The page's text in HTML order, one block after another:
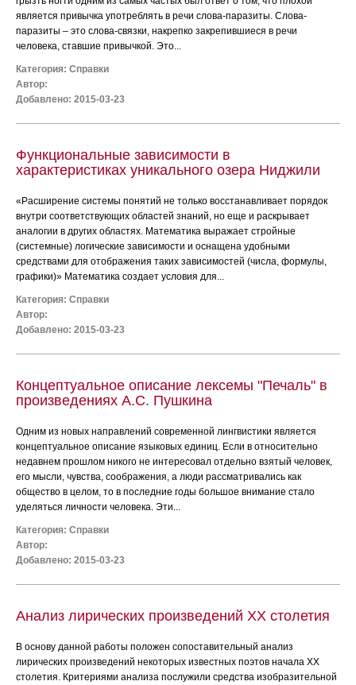
является привычка употреблять в речи слова-паразиты. Слова-
паразиты – это слова-связки, накрепко закрепившиеся в речи
человека, ставшие привычкой. Это...
Категория: Справки
Автор:
Добавлено: 2015-03-23
Функциональные зависимости в
характеристиках уникального озера Ниджили
«Расширение системы понятий не только восстанавливает порядок
внутри соответствующих областей знаний, но еще и раскрывает
аналогии в других областях. Математика выражает стройные
(системные) логические зависимости и оснащена удобными
средствами для отображения таких зависимостей (числа, формулы,
графики)» Математика создает условия для...
Категория: Справки
Автор:
Добавлено: 2015-03-23
Концептуальное описание лексемы "Печаль" в
произведениях А.С. Пушкина
Одним из новых направлений современной лингвистики является
концептуальное описание языковых единиц. Если в относительно
недавнем прошлом никого не интересовал отдельно взятый человек,
его мысли, чувства, соображения, а люди рассматривались как
общество в целом, то в последние годы большое внимание стало
уделяться личности человека. Эти...
Категория: Справки
Автор:
Добавлено: 2015-03-23
Анализ лирических произведений ХХ столетия
В основу данной работы положен сопоставительный анализ
лирических произведений некоторых известных поэтов начала ХХ
столетия. Критериями анализа послужили средства изобразительной